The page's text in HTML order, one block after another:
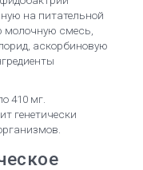
на питательной
молочную смесь,
аскорбиновую
410 мг.
генетически